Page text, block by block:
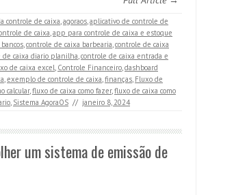
controle de caixa,agoraos,aplicativo de controle de
de caixa,app para controle de caixa e estoque
,controle de caixa barbearia,controle de caixa
de caixa diario planilha,controle de caixa entrada e
de caixa excel, Controle Financeiro,dashboard
,exemplo de controle de caixa,finanças, Fluxo de
calcular,fluxo de caixa como fazer,fluxo de caixa como
, Sistema AgoraOS // janeiro 8, 2024
um sistema de emissão de